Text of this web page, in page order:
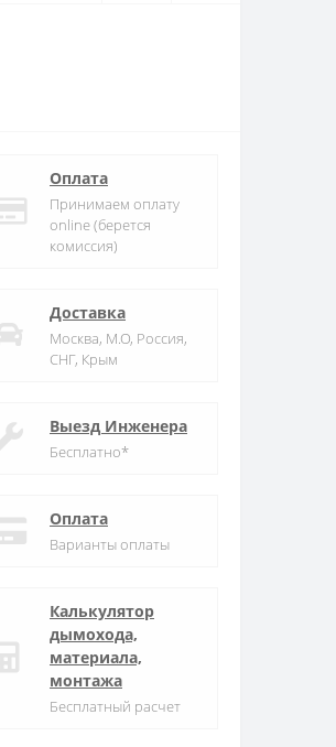
Оплата
Принимаем оплату
online (берется
комиссия)
Доставка
Москва, М.О, Россия,
СНГ, Крым
Выезд Инженера
Бесплатно*
Оплата
Варианты оплаты
Калькулятор
дымохода,
материала,
монтажа
Бесплатный расчет